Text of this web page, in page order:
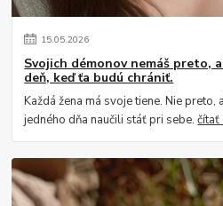
15.05.2026
Svojich démonov nemáš preto,
deň, keď ťa budú chrániť.
Každá žena má svoje tiene. Nie
jedného dňa naučili stáť pri sebe.čítať